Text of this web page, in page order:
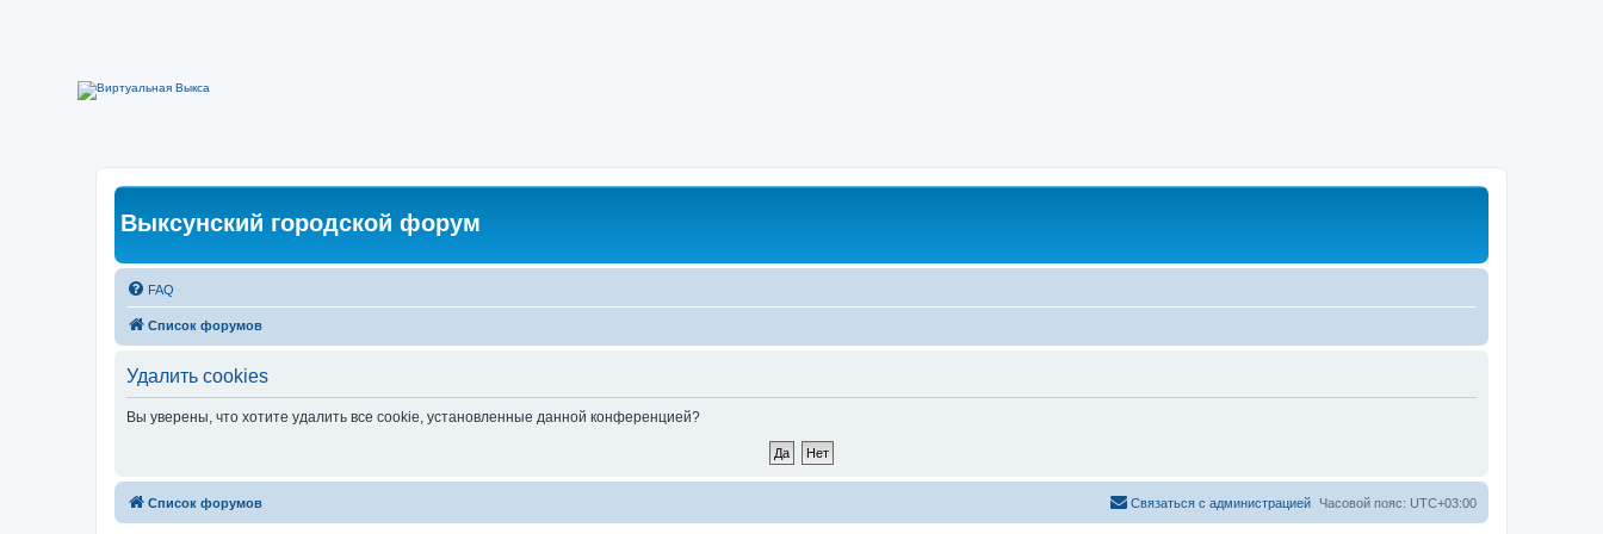
Выксунский городской форум
FAQ
Список форумов
Удалить cookies
Вы уверены, что хотите удалить все cookie, установленные данной конференцией?
Список форумов Часовой пояс: UTC+03:00
Связаться с администрацией